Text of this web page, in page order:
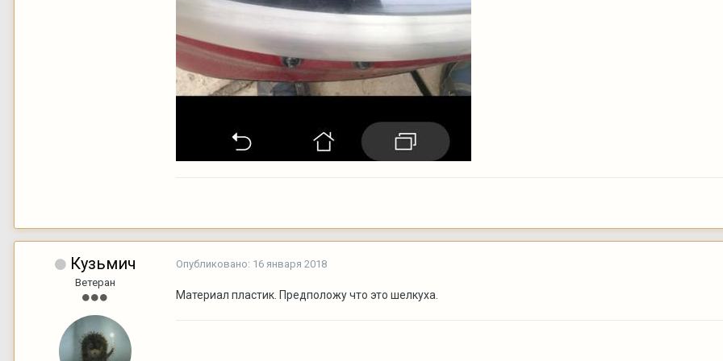
Кузьмич
Ветеран
Опубликовано: 16 января 2018
Материал пластик. Предположу что это шелкуха.